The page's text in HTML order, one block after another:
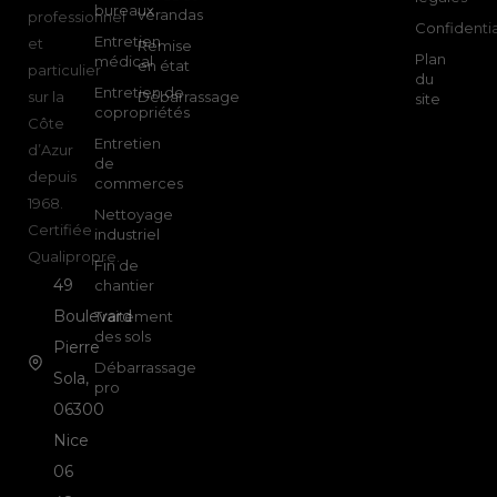
professionnel
et
particulier
sur la
Côte
d’Azur
depuis
1968.
Certifiée
Qualipropre.
49
Boulevard
Pierre
Sola,
06300
Nice
06
bureaux
Entretien
médical
Entretien de
copropriétés
Entretien
de
commerces
Nettoyage
industriel
Fin de
chantier
Traitement
des sols
Débarrassage
pro
vérandas
Remise
en état
Débarrassage
Plan
du
site